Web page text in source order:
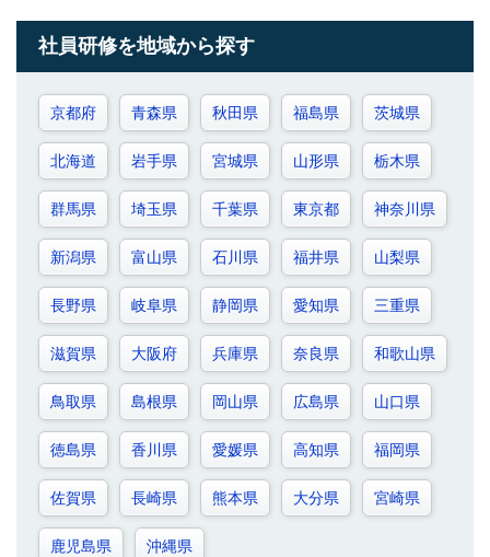
社員研修を地域から探す
京都府 青森県 秋田県 福島県 茨城県
北海道 岩手県 宮城県 山形県 栃木県
群馬県 埼玉県 千葉県 東京都 神奈川県
新潟県 富山県 石川県 福井県 山梨県
長野県 岐阜県 静岡県 愛知県 三重県
滋賀県 大阪府 兵庫県 奈良県 和歌山県
鳥取県 島根県 岡山県 広島県 山口県
徳島県 香川県 愛媛県 高知県 福岡県
佐賀県 長崎県 熊本県 大分県 宮崎県
鹿児島県 沖縄県